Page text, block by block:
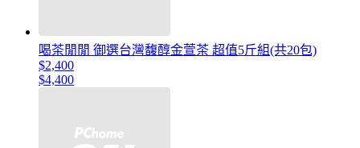
喝茶閒閒 御選台灣馥醇金萱茶 超值5斤組(共20包)
$2,400
$4,400